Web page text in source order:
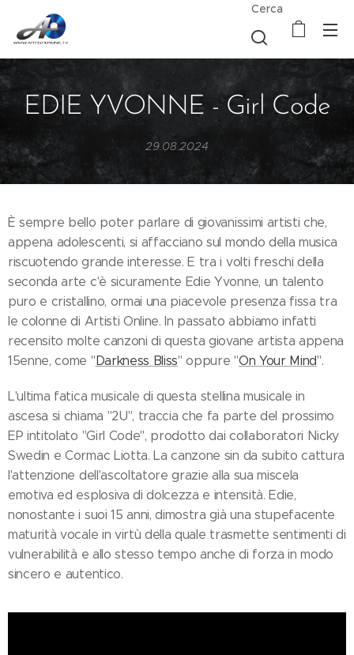
Cerca
EDIE YVONNE - Girl Code
29.08.2024
È sempre bello poter parlare di giovanissimi artisti che,
appena adolescenti, si affacciano sul mondo della musica
riscuotendo grande interesse. E tra i volti freschi della
seconda arte c'è sicuramente Edie Yvonne, un talento
puro e cristallino, ormai una piacevole presenza fissa tra
le colonne di Artisti Online. In passato abbiamo infatti
recensito molte canzoni di questa giovane artista appena
15enne, come "Darkness Bliss" oppure "On Your Mind".
L'ultima fatica musicale di questa stellina musicale in
ascesa si chiama "2U", traccia che fa parte del prossimo
EP intitolato "Girl Code", prodotto dai collaboratori Nicky
Swedin e Cormac Liotta. La canzone sin da subito cattura
l'attenzione dell'ascoltatore grazie alla sua miscela
emotiva ed esplosiva di dolcezza e intensità. Edie,
nonostante i suoi 15 anni, dimostra già una stupefacente
maturità vocale in virtù della quale trasmette sentimenti di
vulnerabilità e allo stesso tempo anche di forza in modo
sincero e autentico.